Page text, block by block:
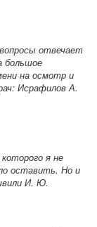
отвечает
большое
на осмотр и
Исрафилов А.
я не
оставить. Но и
И. Ю.